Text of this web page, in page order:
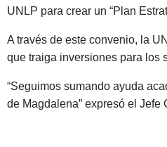
UNLP para crear un “Plan
A través de este convenio, la
que traiga inversiones para los
“Seguimos sumando ayuda
de Magdalena” expresó el